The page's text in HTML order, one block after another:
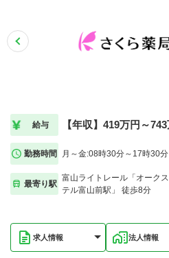
給与 【年収】419万円～
勤務時間 月～金:08時30分～17時30分
最寄り駅
富山ライトレール「オーク
テル富山前駅」 徒歩8分
求人情報 法人情報